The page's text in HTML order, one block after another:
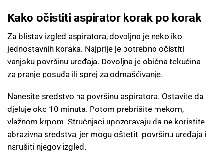
Kako očistiti aspirator korak po korak
Za blistav izgled aspiratora, dovoljno je nekoliko
jednostavnih koraka. Najprije je potrebno očistiti
vanjsku površinu uređaja. Dovoljna je obična tekućina
za pranje posuđa ili sprej za odmašćivanje.
Nanesite sredstvo na površinu aspiratora. Ostavite da
djeluje oko 10 minuta. Potom prebrišite mekom,
vlažnom krpom. Stručnjaci upozoravaju da ne koristite
abrazivna sredstva, jer mogu oštetiti površinu uređaja i
narušiti njegov izgled.